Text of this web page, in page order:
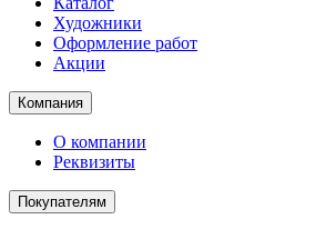
Художники
Оформление работ
Акции
Компания
О компании
Реквизиты
Покупателям